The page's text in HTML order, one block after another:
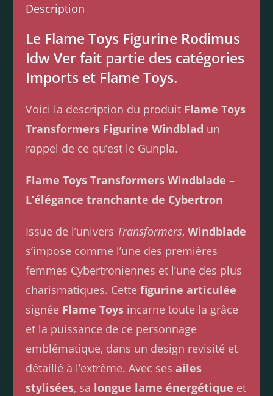
Description
Le Flame Toys Figurine Rodimus
Idw Ver fait partie des catégories
Imports et Flame Toys.
Voici la description du produit Flame Toys
Transformers Figurine Windblad un
rappel de ce qu’est le Gunpla.
Flame Toys Transformers Windblade –
L’élégance tranchante de Cybertron
Issue de l’univers Transformers,Windblade
s’impose comme l’une des premières
femmes Cybertroniennes et l’une des plus
charismatiques. Cettefigurine articulée
signée Flame Toys incarne toute la grâce
et la puissance de ce personnage
emblématique, dans un design revisité et
détaillé à l’extrême. Avec sesailes
stylisées, sa longue lame énergétique et